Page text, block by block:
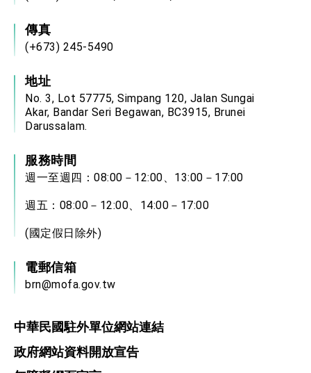
傳真
(+673) 245-5490
地址
No. 3, Lot 57775, Simpang 120, Jalan Sungai
Akar, Bandar Seri Begawan, BC3915, Brunei
Darussalam.
服務時間
週一至週四：08:00－12:00、13:00－17:00
週五：08:00－12:00、14:00－17:00
(國定假日除外)
電郵信箱
brn@mofa.gov.tw
中華民國駐外單位網站連結
政府網站資料開放宣告